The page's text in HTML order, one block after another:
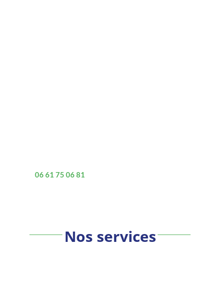
06 61 75 06 81
Nos services